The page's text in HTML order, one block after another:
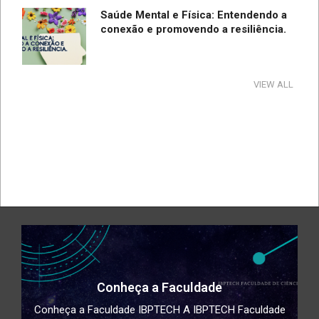
Saúde Mental e Física: Entendendo a
conexão e promovendo a resiliência.
Tecnologia e Direito na Sociedade da
na cultura e na sociedade no período
de pandemia e pós-pandemia
Docente da Faculdade IBPTECH é
convidado especial em Evento sobre
Tecnologia em SC
VIEW ALL
Conheça a Faculdade
Conheça a Faculdade IBPTECH A IBPTECH Faculdade